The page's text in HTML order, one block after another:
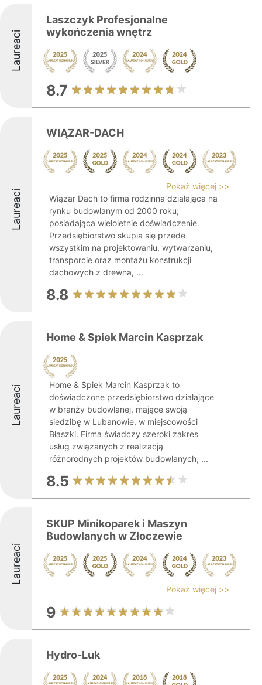
Laureaci
Laszczyk Profesjonalne
wykończenia wnętrz
8.7
Laureaci
WIĄZAR-DACH
Pokaż więcej >>
Wiązar Dach to firma rodzinna działająca na
rynku budowlanym od 2000 roku,
posiadająca wieloletnie doświadczenie.
Przedsiębiorstwo skupia się przede
wszystkim na projektowaniu, wytwarzaniu,
transporcie oraz montażu konstrukcji
dachowych z drewna, ...
8.8
Laureaci
Home & Spiek Marcin Kasprzak
Home & Spiek Marcin Kasprzak to
doświadczone przedsiębiorstwo działające
w branży budowlanej, mające swoją
siedzibę w Lubanowie, w miejscowości
Błaszki. Firma świadczy szeroki zakres
usług związanych z realizacją
różnorodnych projektów budowlanych, ...
8.5
Laureaci
SKUP Minikoparek i Maszyn
Budowlanych w Złoczewie
Pokaż więcej >>
9
Hydro-Luk